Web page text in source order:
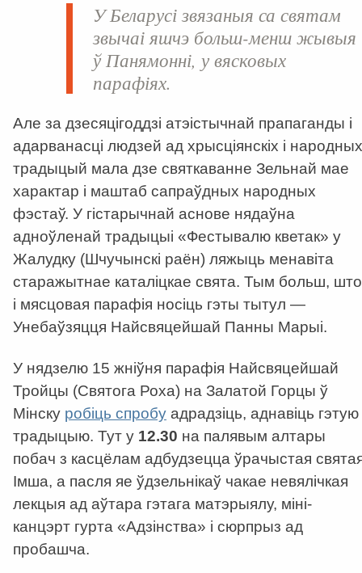
У Беларусі звязаныя са святам
звычаі яшчэ больш-менш жывыя
ў Панямонні, у вясковых
парафіях.
Але за дзесяцігоддзі атэістычнай прапаганды і
адарванасці людзей ад хрысціянскіх і народных
традыцый мала дзе святкаванне Зельнай мае
характар і маштаб сапраўдных народных
фэстаў. У гістарычнай аснове нядаўна
адноўленай традыцыі «Фестывалю кветак» у
Жалудку (Шчучынскі раён) ляжыць менавіта
старажытнае каталіцкае свята. Тым больш, што
і мясцовая парафія носіць гэты тытул —
Унебаўзяцця Найсвяцейшай Панны Марыі.
У нядзелю 15 жніўня парафія Найсвяцейшай
Тройцы (Святога Роха) на Залатой Горцы ў
Мінску робіць спробу адрадзіць, аднавіць гэтую
традыцыю. Тут у 12.30 на палявым алтары
побач з касцёлам адбудзецца ўрачыстая
Імша, а пасля яе ўдзельнікаў чакае невялічкая
лекцыя ад аўтара гэтага матэрыялу, міні-
канцэрт гурта «Адзінства» і сюрпрыз ад
пробашча.